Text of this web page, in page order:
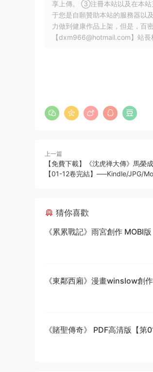
享上傳。 ③注冊本站以及在本站
于您是自願贊助本站的服務器以
力做到健康作品上架，但是，百
【dxm966@hotmail.com】站
上一篇
【免費下載】《沈虎禅大傳》馬榮
【01-12卷完結】—–Kindle/JPG/
猜你喜歡
《累累戰記》雨宮創作 MOBI
《東鄰西廂》漫畫winslow創
《賭聖傳奇》 PDF高清版【第